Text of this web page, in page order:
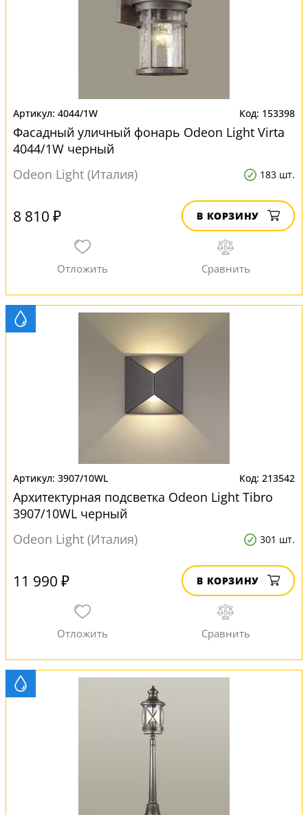
4044/1W 153398
Фасадный уличный фонарь Odeon Light Virta
4044/1W черный
Odeon Light (Италия)
183 шт.
8 810 ₽ В КОРЗИНУ
3907/10WL 213542
Архитектурная подсветка Odeon Light Tibro
3907/10WL черный
Odeon Light (Италия)
301 шт.
11 990 ₽ В КОРЗИНУ